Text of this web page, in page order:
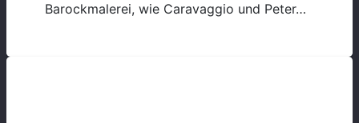
Barockmalerei, wie Caravaggio und Peter…